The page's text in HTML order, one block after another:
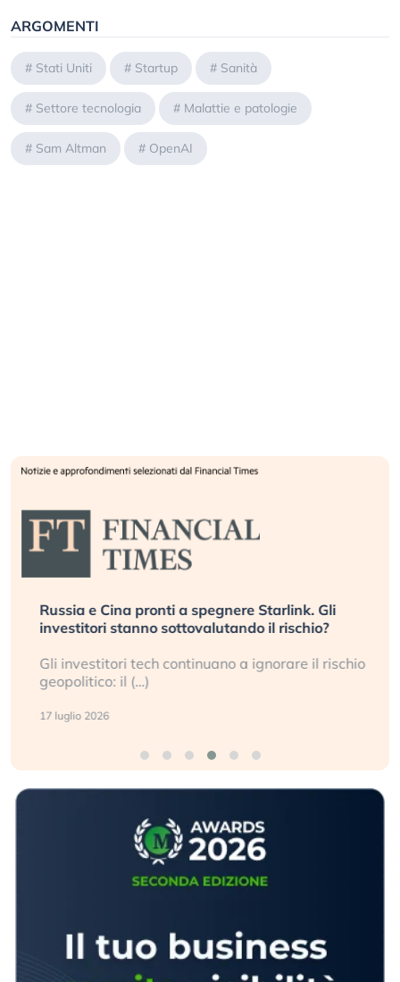
ARGOMENTI
# Stati Uniti # Startup # Sanità
# Settore tecnologia # Malattie e patologie
# Sam Altman # OpenAI
Russia e Cina pronti a spegnere Starlink. Gli
investitori stanno sottovalutando il rischio?
Gli investitori tech continuano a ignorare il rischio
geopolitico: il (…)
17 luglio 2026